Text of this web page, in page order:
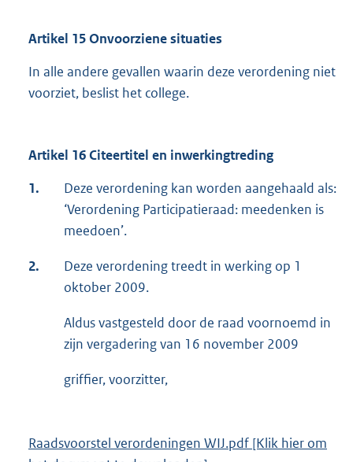
Artikel 15 Onvoorziene situaties
In alle andere gevallen waarin deze verordening niet
voorziet, beslist het college.
Artikel 16 Citeertitel en inwerkingtreding
1.
Deze verordening kan worden aangehaald als:
‘Verordening Participatieraad: meedenken is
meedoen’.
2.
Deze verordening treedt in werking op 1
oktober 2009.
Aldus vastgesteld door de raad voornoemd in
zijn vergadering van 16 november 2009
griffier, voorzitter,
Raadsvoorstel verordeningen WIJ.pdf [Klik hier om